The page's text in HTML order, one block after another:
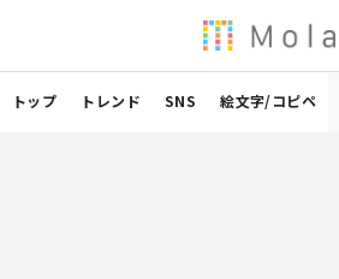
トップ トレンド SNS 絵文字/コピペ